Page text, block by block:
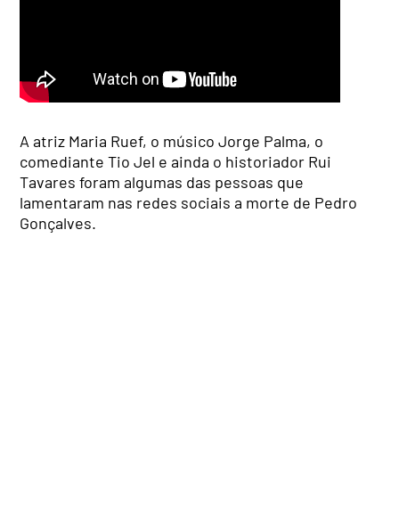
A atriz Maria Ruef, o músico Jorge Palma, o
comediante Tio Jel e ainda o historiador Rui
Tavares foram algumas das pessoas que
lamentaram nas redes sociais a morte de Pedro
Gonçalves.